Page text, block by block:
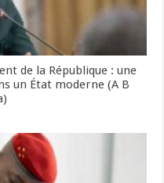
de la République : une
un État moderne (A B